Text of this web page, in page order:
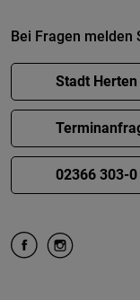
Bei Fragen melden
Stadt
02366 303-